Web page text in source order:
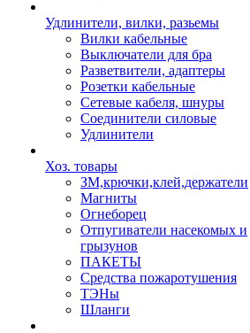
Удлинители, вилки, разьемы
Вилки кабельные
Выключатели для бра
Разветвители, адаптеры
Розетки кабельные
Сетевые кабеля, шнуры
Соединители силовые
Удлинители
Хоз. товары
ЗМ,крючки,клей,держатели
Магниты
Огнеборец
Отпугиватели насекомых и
грызунов
ПАКЕТЫ
Средства пожаротушения
ТЭНы
Шланги